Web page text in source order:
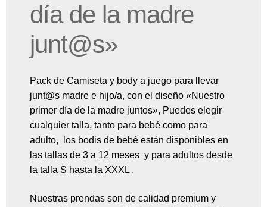
día de la madre
junt@s»
Pack de Camiseta y body a juego para llevar
junt@s madre e hijo/a, con el diseño «Nuestro
primer día de la madre juntos», Puedes elegir
cualquier talla, tanto para bebé como para
adulto, los bodis de bebé están disponibles en
las tallas de 3 a 12 meses y para adultos desde
la talla S hasta la XXXL .
Nuestras prendas son de calidad premium y